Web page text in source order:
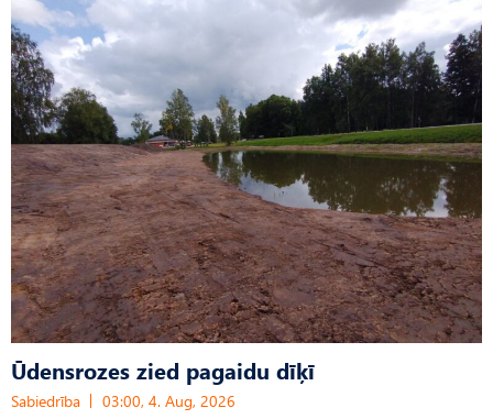
Ūdensrozes zied pagaidu dīķī
Sabiedrība 03:00, 4. Aug, 2026